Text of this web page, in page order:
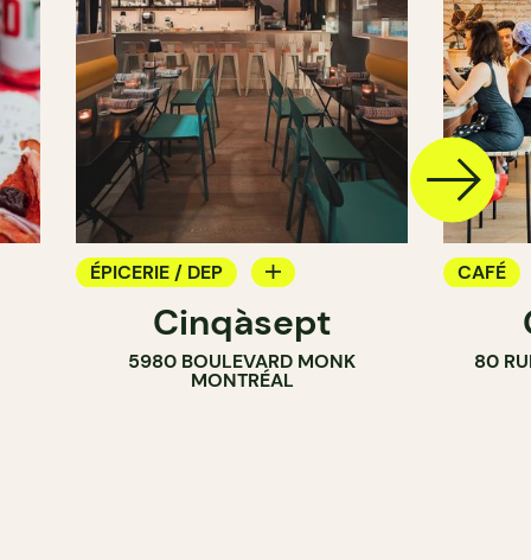
ÉPICERIE / DEP
COMPTOIR
CAVISTE
Cinqàsept
5980 BOULEVARD MONK
MONTRÉAL
CAFÉ
80